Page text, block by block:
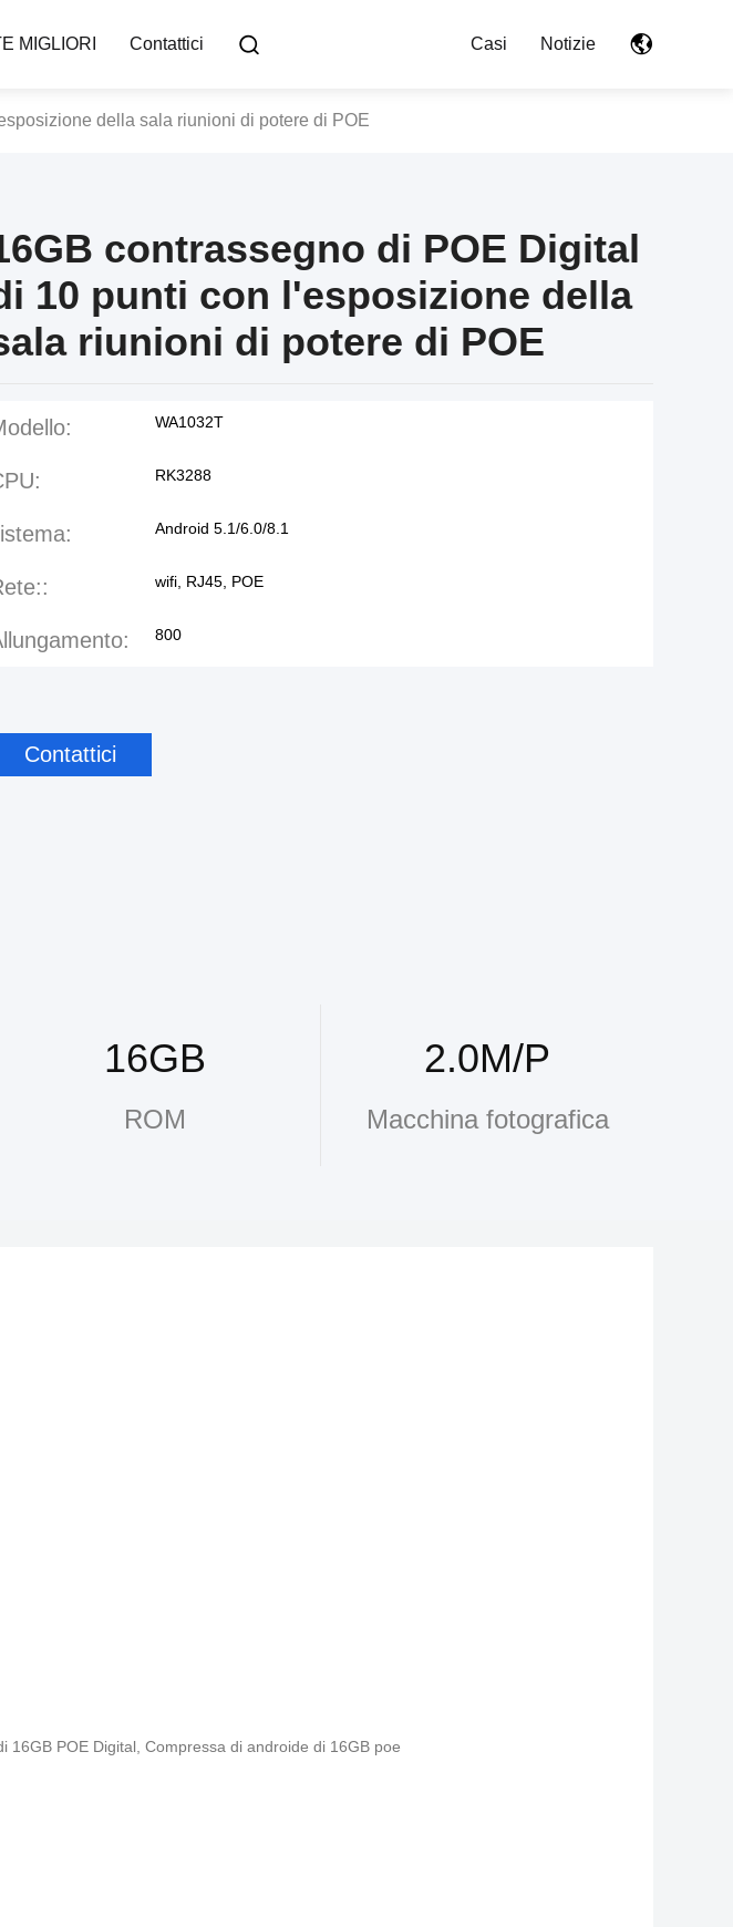
MIGLIORI Contattici Casi Notizie
della sala riunioni di potere di POE
contrassegno di POE Digital
10 punti con l'esposizione della
riunioni di potere di POE
WA1032T
RK3288
Android 5.1/6.0/8.1
wifi, RJ45, POE
800
Contattici
16GB
ROM
2.0M/P
Macchina fotografica
16GB POE Digital Compressa di androide di 16GB poe